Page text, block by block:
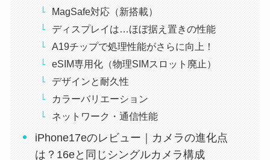
MagSafe対応（新搭載）
ディスプレイは…ほぼ据え置きの性能
A19チップで処理性能がさらに向上！
eSIM専用化（物理SIMスロット廃止）
デザインと耐久性
カラーバリエーション
ネットワーク・通信性能
iPhone17eのレビュー｜カメラの進化点
は？16eと同じシングルカメラ構成